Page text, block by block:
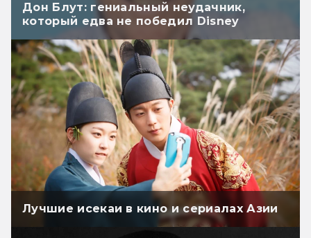
Дон Блут: гениальный неудачник,
который едва не победил Disney
Лучшие исекаи в кино и сериалах Азии